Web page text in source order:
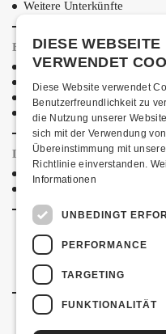
Weitere Unterkünfte
ESSENSTIPPS
Pier 11
Restaurant Kreuz
Pittaria
Pizzeria Da Giuseppe
LINKS & PARTNER
Facebook-Event
DIESE WEBSEITE
VERWENDET
Diese Website verwendet
Benutzerfreundlichkeit zu
die Nutzung unserer
sich mit der Verwendung
Übereinstimmung mit
Richtlinie einverstanden.
Informationen
UNBEDINGT
PERFORMANCE
TARGETING
FUNKTIONALITÄT